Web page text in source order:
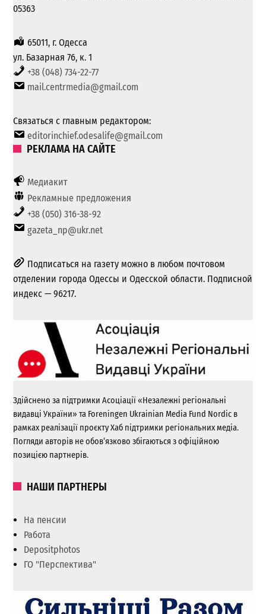
05363
65011, г. Одесса
ул. Базарная 76, к. 1
+38 (048) 734-22-77
mail.centrmedia@gmail.com
Связаться с главным редактором:
editorinchief.odesalife@gmail.com
РЕКЛАМА НА САЙТЕ
Медиакит
Рекламные предложения
+38 (050) 316-38-92
gazeta_np@ukr.net
Подписаться на газету можно в любом почтовом
отделении города Одессы и Одесской области. Подписной
индекс — 96217.
Здійснено за підтримки Асоціації «Незалежні регіональні
видавці України» та Foreningen Ukrainian Media Fund Nordic в
рамках реалізації проєкту Хаб підтримки регіональних медіа.
Погляди авторів не обов’язково збігаються з офіційною
позицією партнерів.
НАШИ ПАРТНЕРЫ
На пенсии
Работа
Depositphotos
ГО "Перспектива"